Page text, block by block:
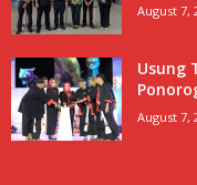
August 7,
Usung
August 7,